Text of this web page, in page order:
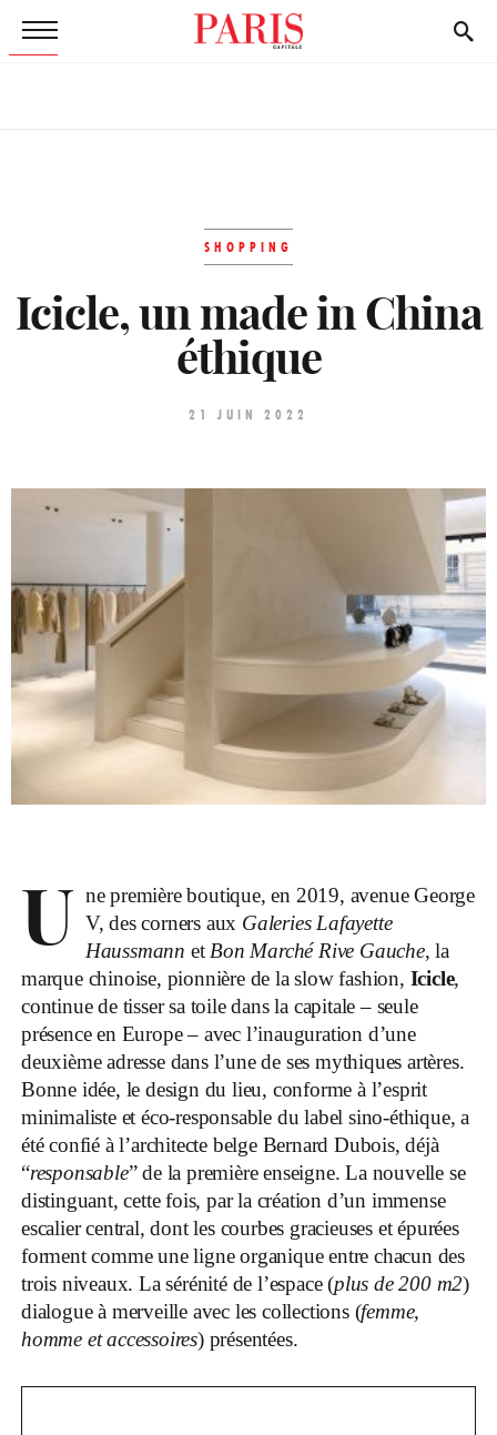
SHOPPING
Icicle, un made in China
éthique
21 JUIN 2022
U ne première boutique, en 2019, avenue George
V, des corners aux Galeries Lafayette
Haussmann et Bon Marché Rive Gauche, la
marque chinoise, pionnière de la slow fashion, Icicle,
continue de tisser sa toile dans la capitale – seule
présence en Europe – avec l’inauguration d’une
deuxième adresse dans l’une de ses mythiques artères.
Bonne idée, le design du lieu, conforme à l’esprit
minimaliste et éco-responsable du label sino-éthique, a
été confié à l’architecte belge Bernard Dubois, déjà
“responsable” de la première enseigne. La nouvelle se
distinguant, cette fois, par la création d’un immense
escalier central, dont les courbes gracieuses et épurées
forment comme une ligne organique entre chacun des
trois niveaux. La sérénité de l’espace (plus de 200 m2)
dialogue à merveille avec les collections (femme,
homme et accessoires) présentées.